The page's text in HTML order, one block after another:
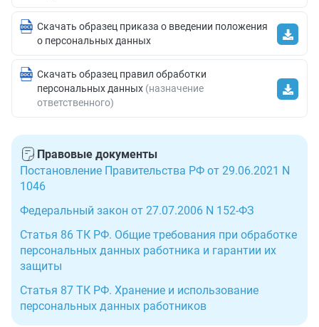
Скачать образец приказа о введении положения
о персональных данных
Скачать образец правил обработки
персональных данных (назначение
ответственного)
Правовые документы
Постановление Правительства РФ от 29.06.2021 N
1046
Федеральный закон от 27.07.2006 N 152-ФЗ
Статья 86 ТК РФ. Общие требования при обработке
персональных данных работника и гарантии их
защиты
Статья 87 ТК РФ. Хранение и использование
персональных данных работников